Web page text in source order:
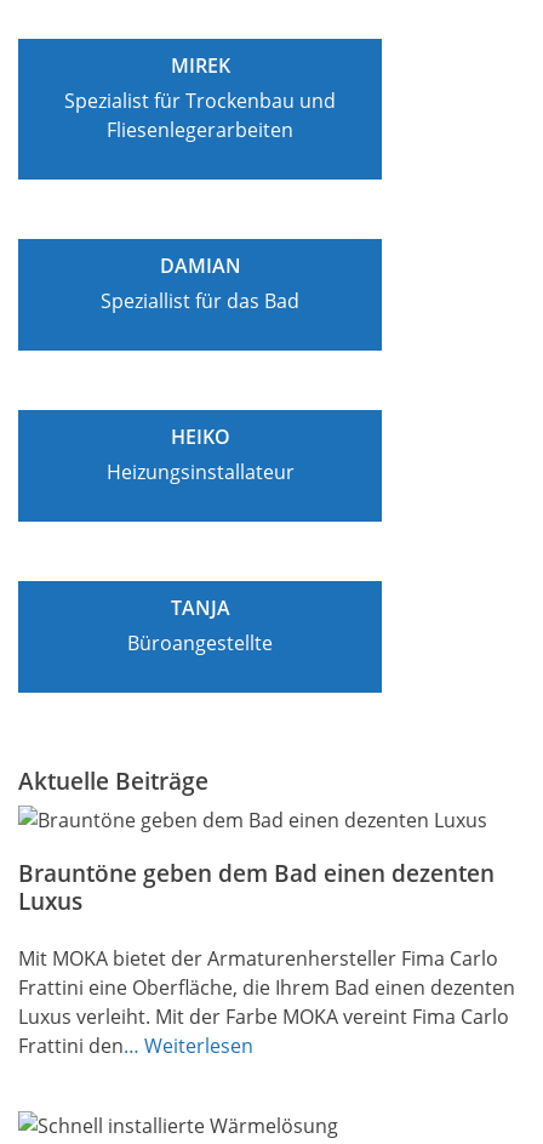
MIREK
Spezialist für Trockenbau und
Fliesenlegerarbeiten
DAMIAN
Speziallist für das Bad
HEIKO
Heizungsinstallateur
TANJA
Büroangestellte
Aktuelle Beiträge
Brauntöne geben dem Bad einen dezenten
Luxus
Mit MOKA bietet der Armaturenhersteller Fima Carlo
Frattini eine Oberfläche, die Ihrem Bad einen dezenten
Luxus verleiht. Mit der Farbe MOKA vereint Fima Carlo
Frattini den… Weiterlesen